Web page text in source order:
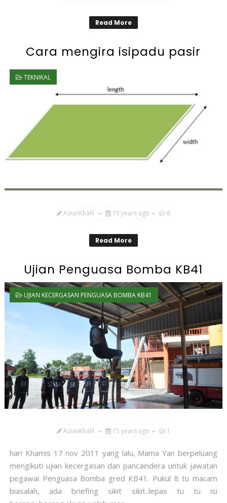
Read More
Cara mengira isipadu pasir
TEKNIKAL
AzianKhalil 15 years ago 6
Read More
Ujian Penguasa Bomba KB41
UJIAN KECERGASAN PENGUASA BOMBA KB41
AzianKhalil 15 years ago 1
hari Khamis 17 nov 2011 yang lalu, Mama Yan berpeluang
mengikuti ujian kecergasan dan pancaindera untuk jawatan
pegawai Penguasa Bomba gred KB41. Pukul 8 tu macam
biasalah, ada briefing sikit sikit..lepas tu tu isi